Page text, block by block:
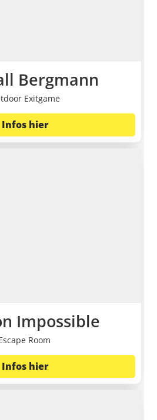
Bergmann
Exitgame
Infos hier
Impossible
Room
Infos hier